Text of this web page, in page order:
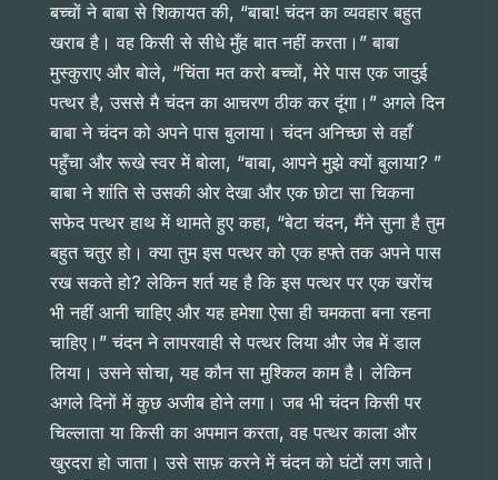
बच्चों ने बाबा से शिकायत की, “बाबा! चंदन का व्यवहार बहुत
खराब है। वह किसी से सीधे मुँह बात नहीं करता।” बाबा
मुस्कुराए और बोले, “चिंता मत करो बच्चों, मेरे पास एक जादुई
पत्थर है, उससे मै चंदन का आचरण ठीक कर दूंगा।” अगले दिन
बाबा ने चंदन को अपने पास बुलाया। चंदन अनिच्छा से वहाँ
पहुँचा और रूखे स्वर में बोला, “बाबा, आपने मुझे क्यों बुलाया? ”
बाबा ने शांति से उसकी ओर देखा और एक छोटा सा चिकना
सफेद पत्थर हाथ में थामते हुए कहा, “बेटा चंदन, मैंने सुना है तुम
बहुत चतुर हो। क्या तुम इस पत्थर को एक हफ्ते तक अपने पास
रख सकते हो? लेकिन शर्त यह है कि इस पत्थर पर एक खरोंच
भी नहीं आनी चाहिए और यह हमेशा ऐसा ही चमकता बना रहना
चाहिए।” चंदन ने लापरवाही से पत्थर लिया और जेब में डाल
लिया। उसने सोचा, यह कौन सा मुश्किल काम है। लेकिन
अगले दिनों में कुछ अजीब होने लगा। जब भी चंदन किसी पर
चिल्लाता या किसी का अपमान करता, वह पत्थर काला और
खुरदरा हो जाता। उसे साफ़ करने में चंदन को घंटों लग जाते।